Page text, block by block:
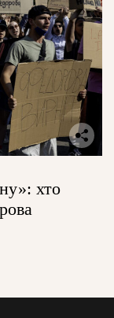
хто